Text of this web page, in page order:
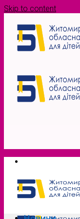
Skip to content